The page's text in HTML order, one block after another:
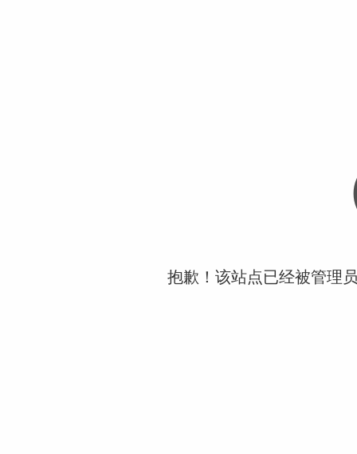
抱歉！该站点已经被管理